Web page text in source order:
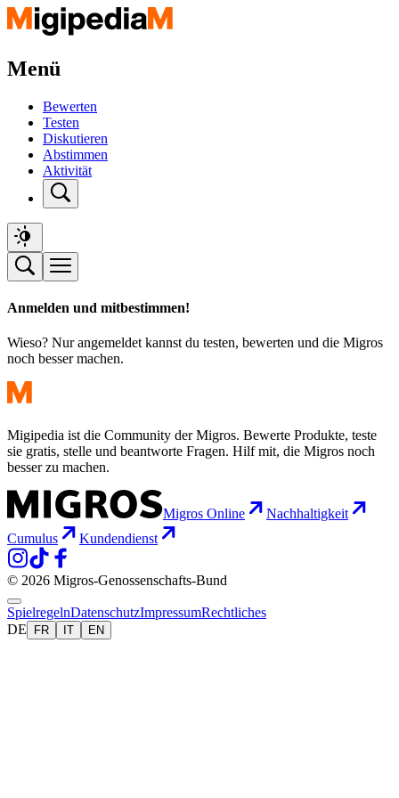
Menü
Bewerten
Testen
Diskutieren
Abstimmen
Aktivität
Anmelden und mitbestimmen!
Wieso? Nur angemeldet kannst du testen, bewerten und die Migros
noch besser machen.
Migipedia ist die Community der Migros. Bewerte Produkte, teste
sie gratis, stelle und beantworte Fragen. Hilf mit, die Migros noch
besser zu machen.
Migros Online
Nachhaltigkeit
Cumulus
Kundendienst
© 2026 Migros-Genossenschafts-Bund
SpielregelnDatenschutzImpressumRechtliches
DE
FR IT EN